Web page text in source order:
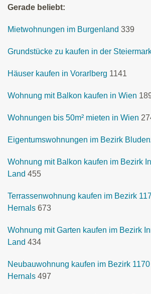
Gerade beliebt:
Mietwohnungen im Burgenland 339
Grundstücke zu kaufen in der
Häuser kaufen in Vorarlberg 1141
Wohnung mit Balkon kaufen in Wien
Wohnungen bis 50m² mieten in Wien
Eigentumswohnungen im Bezirk
Wohnung mit Balkon kaufen im Bezirk
Land 455
Terrassenwohnung kaufen im Bezirk
Hernals 673
Wohnung mit Garten kaufen im Bezirk
Land 434
Neubauwohnung kaufen im Bezirk
Hernals 497